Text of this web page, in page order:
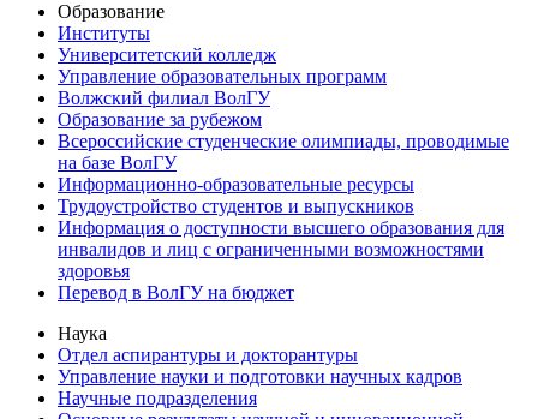
Образование
Институты
Университетский колледж
Управление образовательных программ
Волжский филиал ВолГУ
Образование за рубежом
Всероссийские студенческие олимпиады, проводимые
на базе ВолГУ
Информационно-образовательные ресурсы
Трудоустройство студентов и выпускников
Информация о доступности высшего образования для
инвалидов и лиц с ограниченными возможностями
здоровья
Перевод в ВолГУ на бюджет
Наука
Отдел аспирантуры и докторантуры
Управление науки и подготовки научных кадров
Научные подразделения